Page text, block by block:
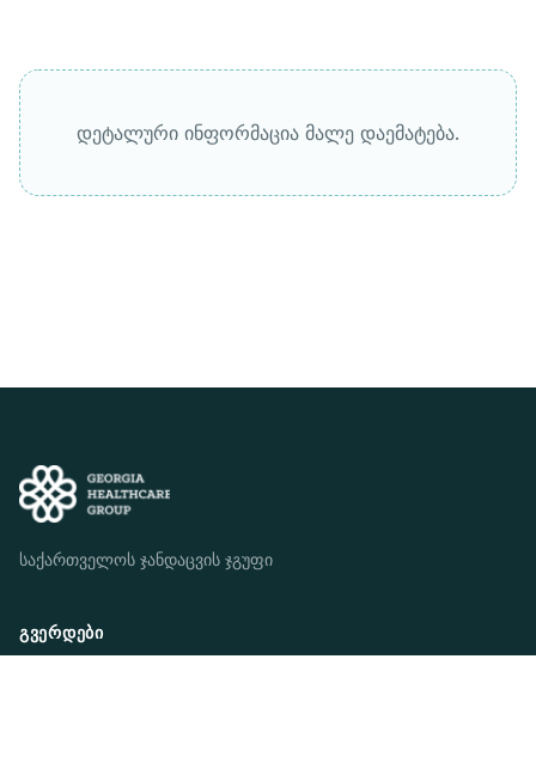
დეტალური ინფორმაცია მალე დაემატება.
საქართველოს ჯანდაცვის ჯგუფი
ᲒᲕᲔᲠᲓᲔᲑᲘ